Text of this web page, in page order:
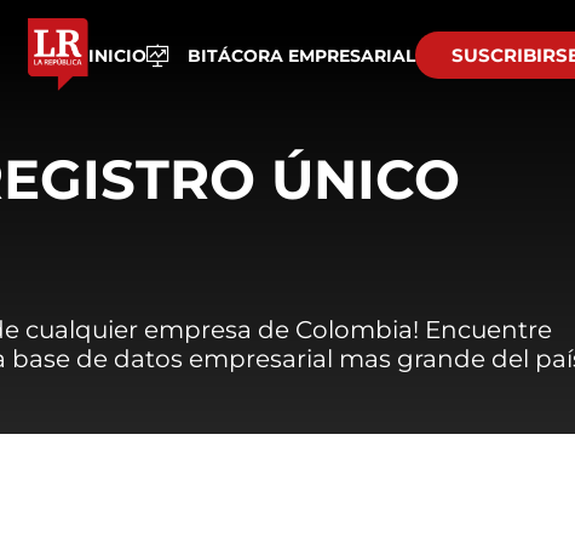
INICIO BITÁCORA EMPRESARIAL
ÚNICO
cualquier empresa de Colombia! Encuentre
base de datos empresarial mas grande del